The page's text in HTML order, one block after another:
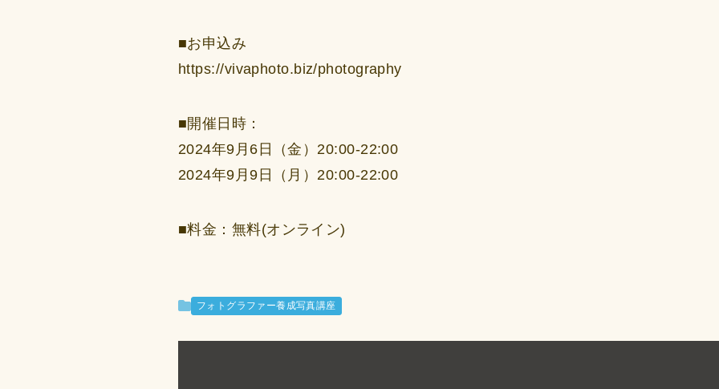
■お申込み
https://vivaphoto.biz/photography
■開催日時：
2024年9月6日（金）20:00-22:00
2024年9月9日（月）20:00-22:00
■料金：無料(オンライン)
フォトグラファー養成写真講座